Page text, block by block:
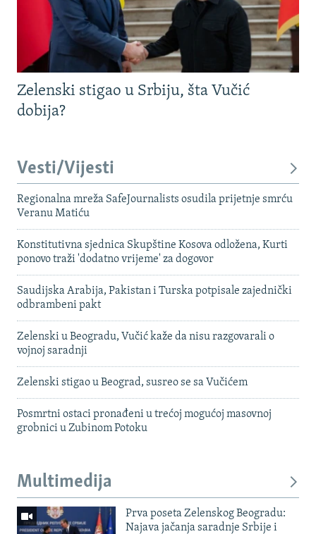
Zelenski stigao u Srbiju, šta Vučić
dobija?
Vesti/Vijesti
Regionalna mreža SafeJournalists osudila prijetnje smrću
Veranu Matiću
Konstitutivna sjednica Skupštine Kosova odložena, Kurti
ponovo traži 'dodatno vrijeme' za dogovor
Saudijska Arabija, Pakistan i Turska potpisale zajednički
odbrambeni pakt
Zelenski u Beogradu, Vučić kaže da nisu razgovarali o
vojnoj saradnji
Zelenski stigao u Beograd, susreo se sa Vučićem
Posmrtni ostaci pronađeni u trećoj mogućoj masovnoj
grobnici u Zubinom Potoku
Multimedija
Prva poseta Zelenskog Beogradu:
Najava jačanja saradnje Srbije i